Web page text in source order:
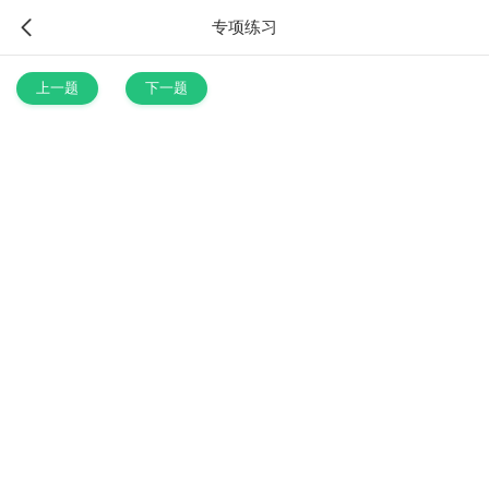
专项练习
上一题 下一题